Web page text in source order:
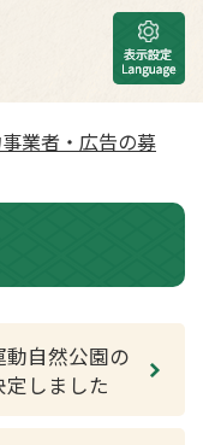
業者・広告の募
自然公園の
しました